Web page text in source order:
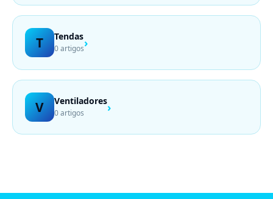
T Tendas
0 artigos›
V Ventiladores
0 artigos ›